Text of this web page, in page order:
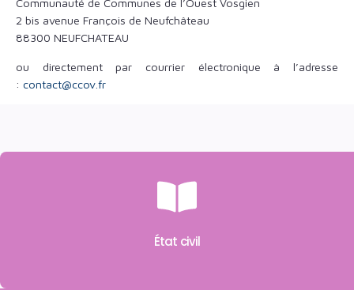
Communauté de Communes de l’Ouest Vosgien
2 bis avenue François de Neufchâteau
88300 NEUFCHATEAU
ou directement par courrier électronique à l’adresse
: contact@ccov.fr
État civil